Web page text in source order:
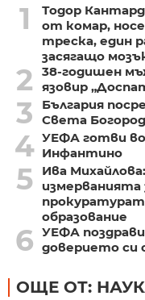
1
Тодор
от комар,
треска, един
засягащо
2
38-годишен
язовир
3
България
Света
4 УЕФА готви
Инфантино
5
Ива
измерванията
образование
6 УЕФА
доверието
ОЩЕ ОТ: